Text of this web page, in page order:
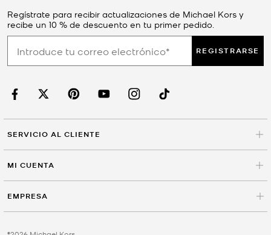
Regístrate para recibir actualizaciones de Michael Kors y
recibe un 10 % de descuento en tu primer pedido.
REGISTRARSE
SERVICIO AL CLIENTE
MI CUENTA
EMPRESA